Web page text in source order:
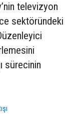
televizyon
sektöründeki
sürecinin